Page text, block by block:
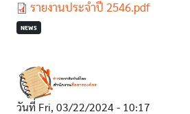
Document
รายงานประจำปี 2546.pdf
NEWS
วันที่ Fri, 03/22/2024 - 10:17